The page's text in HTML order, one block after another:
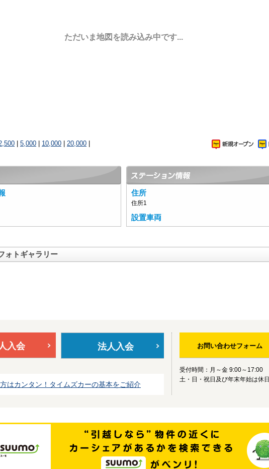
ただいま地図を読み込み中です...
5,000 10,000 20,000
住所
住所1
設置車両
ォトギャラリー
入会 法人入会
はカンタン！タイムズカーの基本をご紹介
お問い合わせフォーム
受付時間：月～金 9:00～17:00
土・日・祝日及び年末年始は休日